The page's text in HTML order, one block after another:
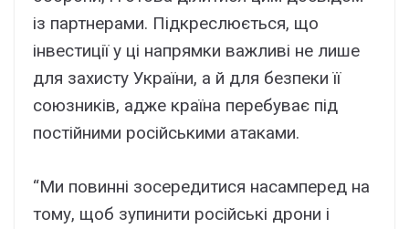
із партнерами. Підкреслюється, що
інвестиції у ці напрямки важливі не лише
для захисту України, а й для безпеки її
союзників, адже країна перебуває під
постійними російськими атаками.
“Ми повинні зосередитися насамперед на
тому, щоб зупинити російські дрони і